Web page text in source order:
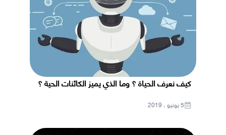
كيف نعرف الحياة ؟ وما الذي يميز الكائنات الحية ؟
5 يونيو ، 2019